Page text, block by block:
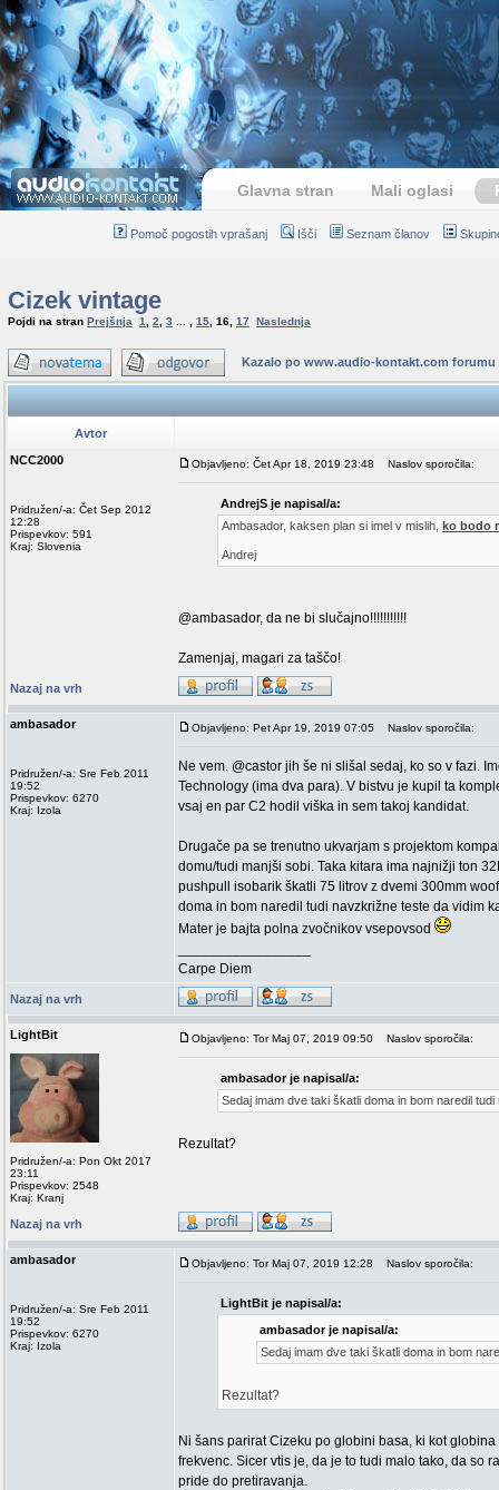
Glavna stran Mali oglasi
Pomoč pogostih vprašanj Išči Seznam članov
Cizek vintage
Pojdi na stran Prejšnja 1 2 3 15 16 17 Naslednja
Kazalo po www.audio-kontakt.com forumu
Avtor
NCC2000
Pridružen/-a: Čet Sep 2012
12:28
Prispevkov: 591
Kraj: Slovenia
Objavljeno: Čet Apr 18, 2019 23:48 Naslov sporočila:
AndrejS je napisal/a:
Ambasador, kaksen plan si imel v mislih, ko bodo
Andrej
@ambasador, da ne bi slučajno!!!!!!!!!!!
Zamenjaj, magari za taščo!
Nazaj na vrh
ambasador
Pridružen/-a: Sre Feb 2011
19:52
Prispevkov: 6270
Kraj: Izola
Objavljeno: Pet Apr 19, 2019 07:05 Naslov sporočila:
Ne vem. @castor jih še ni slišal sedaj, ko so v fazi.
Technology (ima dva para). V bistvu je kupil ta
vsaj en par C2 hodil viška in sem takoj kandidat.
Drugače pa se trenutno ukvarjam s projektom
domu/tudi manjši sobi. Taka kitara ima najnižji ton
pushpull isobarik škatli 75 litrov z dvemi 300mm
doma in bom naredil tudi navzkrižne teste da vidim
Mater je bajta polna zvočnikov vsepovsod
Carpe Diem
Nazaj na vrh
LightBit
Pridružen/-a: Pon Okt 2017
23:11
Prispevkov: 2548
Kraj: Kranj
Objavljeno: Tor Maj 07, 2019 09:50 Naslov sporočila:
ambasador je napisal/a:
Sedaj imam dve taki škatli doma in bom naredil
Rezultat?
Nazaj na vrh
ambasador
Pridružen/-a: Sre Feb 2011
19:52
Prispevkov: 6270
Kraj: Izola
Objavljeno: Tor Maj 07, 2019 12:28 Naslov sporočila:
LightBit je napisal/a:
ambasador je napisal/a:
Sedaj imam dve taki škatli doma in bom
Rezultat?
Ni šans parirat Cizeku po globini basa, ki kot
frekvenc. Sicer vtis je, da je to tudi malo tako, da so
pride do pretiravanja.